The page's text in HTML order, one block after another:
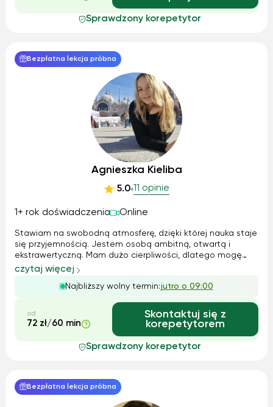
Sprawdzony korepetytor
Bezpłatna lekcja próbna
Agnieszka Kieliba
5.0 11 opinie
1+ rok doświadczenia Online
Stawiam na swobodną atmosferę, dzięki której nauka staje
się przyjemnością. Jestem osobą ambitną, otwartą i
ekstrawertyczną. Mam dużo cierpliwości, dlatego mogę
tłumaczyć zagadnienia tyle razy, ile potrzeba, aż wszystko
będzie jasne. Zajmuję się również golfem i tenisem
ziemnym, które są moimi pasj...
czytaj więcej
Najbliższy wolny termin:jutro o 09:00
od
72 zł/60 min
Skontaktuj się z
korepetytorem
Sprawdzony korepetytor
Bezpłatna lekcja próbna